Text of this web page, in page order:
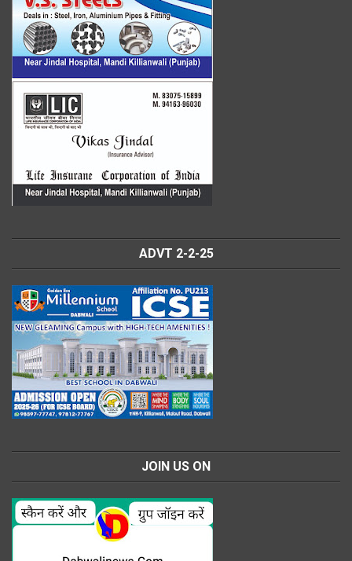
ADVT 2-2-25
JOIN US ON